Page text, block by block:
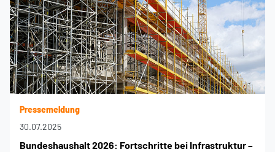
Pressemeldung
30.07.2025
Bundeshaushalt 2026: Fortschritte bei Infrastruktur –